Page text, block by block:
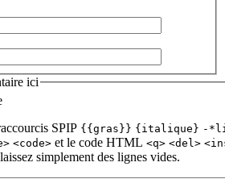
ici
SPIP {{gras}} {italique} -
<code> et le code HTML <q> <del>
simplement des lignes vides.